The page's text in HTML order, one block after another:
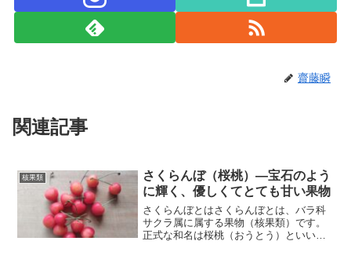
齋藤瞬
関連記事
核果類
さくらんぼ（桜桃）―宝石のよう
に輝く、優しくてとても甘い果物
さくらんぼとはさくらんぼとは、バラ科
サクラ属に属する果物（核果類）です。
正式な和名は桜桃（おうとう）といいま